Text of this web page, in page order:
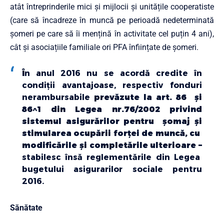
atât întreprinderile mici și mijlocii și unitățile cooperatiste
(care să încadreze în muncă pe perioadă nedeterminată
șomeri pe care să îi mențină în activitate cel puțin 4 ani),
cât și asociațiile familiale ori PFA înființate de șomeri.
În anul 2016 nu se acordă credite în
condiții avantajoase, respectiv fonduri
nerambursabile prevăzute la art. 86 și
86^1 din Legea nr.76/2002 privind
sistemul asigurărilor pentru șomaj și
stimularea ocupării forței de muncă, cu
modificările și completările ulterioare –
stabilesc însă reglementările din Legea
bugetului asigurarilor sociale pentru
2016.
Sănătate